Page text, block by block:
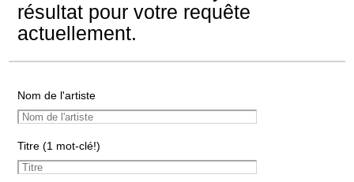
résultat pour votre requête
actuellement.
Nom de l'artiste
Titre (1 mot-clé!)